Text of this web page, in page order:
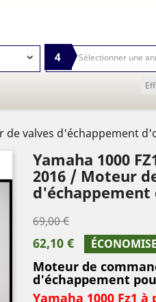
4
de valves d'échappement
Yamaha 1000
2016 / Moteur
d'échappement
69,00 €
62,10 €
Moteur de
d'échappement
Yamaha 1000 Fz1